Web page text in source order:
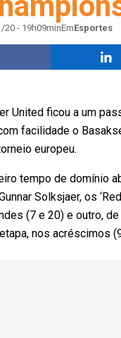
20 - 19h09minEmEsportes
United ficou a um
facilidade o
europeu.
tempo de domínio
Solksjaer, os
(7 e 20) e outro,
nos acréscimos